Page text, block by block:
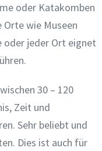
oder Katakomben
wie Museen
oder jeder Ort eignet
30 – 120
Zeit und
Sehr beliebt und
Dies ist auch für